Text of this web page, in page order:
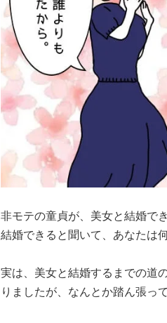
非モテの童貞が、美女と結婚で
結婚できると聞いて、あなたは
実は、美女と結婚するまでの道
りましたが、なんとか踏ん張っ